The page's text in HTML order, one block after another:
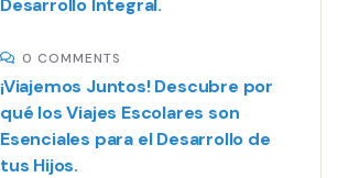
Desarrollo Integral.
0 COMMENTS
¡Viajemos Juntos! Descubre por
qué los Viajes Escolares son
Esenciales para el Desarrollo de
tus Hijos.